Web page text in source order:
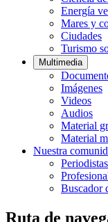
Energía
Mares y
Ciudades
Turismo
Multimedia
Imágenes
Videos
Audios
Material
Material
Nuestra
Buscador
Ruta de